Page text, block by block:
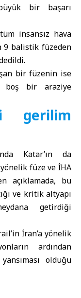
bir başarı
insansız hava
9 balistik füzeden
bir füzenin ise
boş bir araziye
gerilim
Katar’ın da
füze ve İHA
açıklamada, bu
ve kritik altyapı
getirdiği
İran’a yönelik
ardından
olduğu